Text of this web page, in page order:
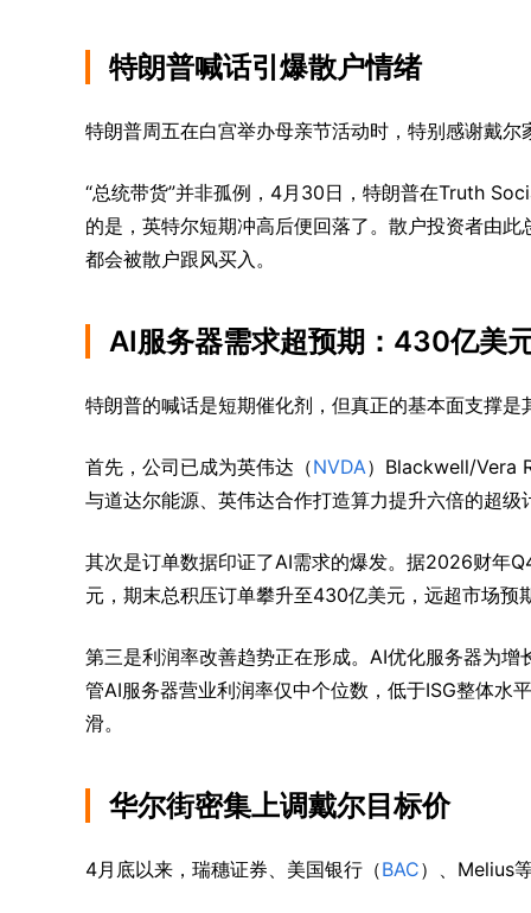
特朗普喊话引爆散户情绪
特朗普周五在白宫举办母亲节活动时，特别感谢戴
“总统带货”并非孤例，4月30日，特朗普在Truth
的是，英特尔短期冲高后便回落了。散户投资者由
都会被散户跟风买入。
AI服务器需求超预期：430亿美
特朗普的喊话是短期催化剂，但真正的基本面支撑
首先，公司已成为英伟达（NVDA）Blackwell/Vera
与道达尔能源、英伟达合作打造算力提升六倍的超
其次是订单数据印证了AI需求的爆发。据2026财年
元，期末总积压订单攀升至430亿美元，远超市场
第三是利润率改善趋势正在形成。AI优化服务器为
管AI服务器营业利润率仅中个位数，低于ISG整体水
滑。
华尔街密集上调戴尔目标价
4月底以来，瑞穗证券、美国银行（BAC）、Melius